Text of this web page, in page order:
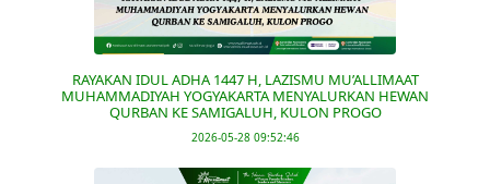
RAYAKAN IDUL ADHA 1447 H, LAZISMU MU’ALLIMAAT
MUHAMMADIYAH YOGYAKARTA MENYALURKAN HEWAN
QURBAN KE SAMIGALUH, KULON PROGO
2026-05-28 09:52:46